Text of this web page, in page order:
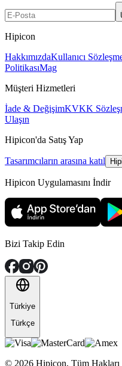
Hipicon
HakkımızdaKullanıcı
PolitikasıMag
Müşteri Hizmetleri
İade & DeğişimKVKK
Ulaşın
Hipicon'da Satış Yap
Tasarımcıların arasına katıl
Hipicon Uygulamasını İndir
Bizi Takip Edin
Türkiye
Türkçe
© 2026 Hipicon, Tüm Hakları